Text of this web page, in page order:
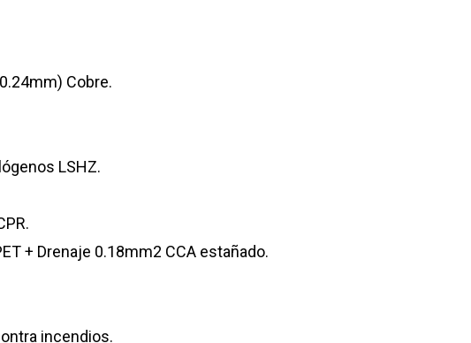
Cobre.
LSHZ.
+ Drenaje 0.18mm2 CCA estañado.
incendios.